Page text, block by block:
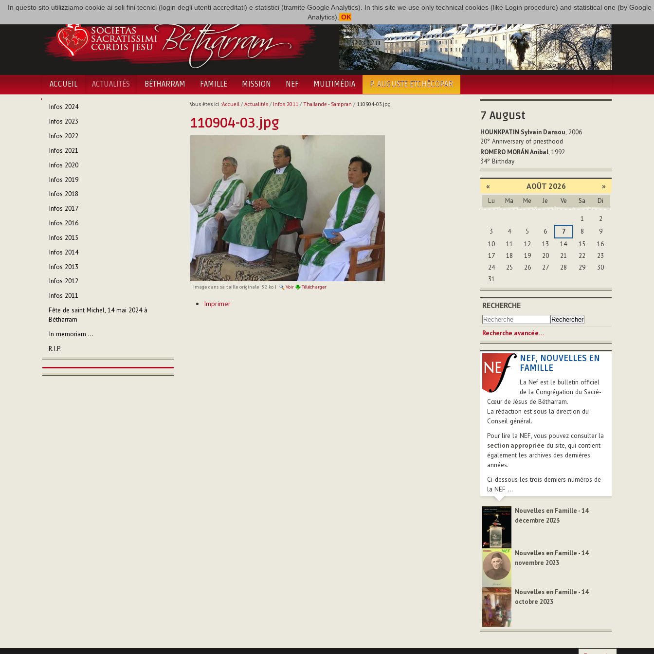
In questo sito utilizziamo cookie ai soli fini tecnici (login degli utenti accreditati) e statistici (tramite Google Analytics). In this site we use only technical cookies (like Login procedure) and statistical one (by Google
Analytics). OK
ACCUEIL ACTUALITÉS BÉTHARRAM FAMILLE MISSION NEF MULTIMÉDIA P. AUGUSTE ETCHÉCOPAR
NAVIGATION
Infos 2024
Infos 2023
Infos 2022
Infos 2021
Infos 2020
Infos 2019
Infos 2018
Infos 2017
Infos 2016
Infos 2015
Infos 2014
Infos 2013
Infos 2012
Infos 2011
Fête de saint Michel, 14 mai 2024 à
Bétharram
In memoriam ...
R.I.P.
Vous êtes ici :Accueil/ Actualités/ Infos 2011/ Thailande - Sampran / 110904-03.jpg
110904-03.jpg
Image dans sa taille originale :32 ko| Voir Télécharger
sur
Imprimer
7 August
HOUNKPATIN Sylvain Dansou, 2006
20° Anniversary of priesthood
ROMERO MORÁN Anibal, 1992
34° Birthday
« AOÛT 2026 »
Lu Ma Me Je Ve Sa Di
1
2
3
4 5 6 7 8
9
10
11 12 13 14 15
16
17
18 19 20 21 22
23
24
25 26 27 28 29
30
31
RECHERCHE
Recherche avancée…
NEF, NOUVELLES EN
FAMILLE
La Nef est le bulletin officiel
de la Congrégation du Sacré-
Cœur de Jésus de Bétharram.
La rédaction est sous la direction du
Conseil général.
Pour lire la NEF, vous pouvez consulter la
section appropriée du site, qui contient
également les archives des dernières
années.
Ci-dessous les trois derniers numéros de
la NEF ...
Nouvelles en Famille - 14
décembre 2023
Nouvelles en Famille - 14
novembre 2023
Nouvelles en Famille - 14
octobre 2023